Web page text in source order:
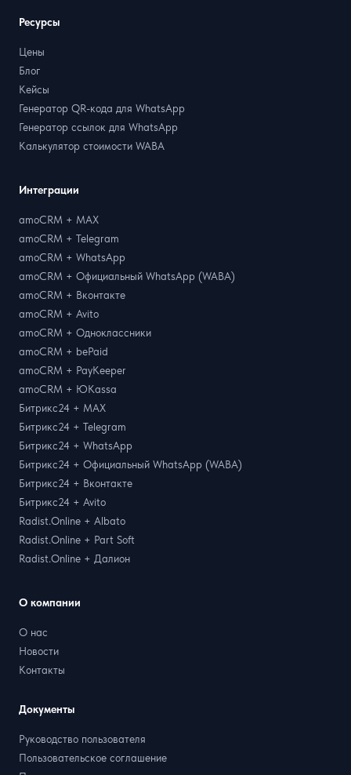
Интеграции
amoCRM + MAX
amoCRM + Telegram
amoCRM + WhatsApp
amoCRM + Официальный WhatsApp (WABA)
amoCRM + Вконтакте
amoCRM + Avito
amoCRM + Одноклассники
amoCRM + bePaid
amoCRM + PayKeeper
amoCRM + ЮKassa
Битрикс24 + MAX
Битрикс24 + Telegram
Битрикс24 + WhatsApp
Битрикс24 + Официальный WhatsApp (WABA)
Битрикс24 + Вконтакте
Битрикс24 + Avito
Radist.Online + Albato
Radist.Online + Part Soft
Radist.Online + Далион
Ресурсы
Цены
Блог
Кейсы
Генератор QR-кода для WhatsApp
Генератор ссылок для WhatsApp
Калькулятор стоимости WABA
О компании
О нас
Новости
Контакты
Документы
Руководство пользователя
Пользовательское соглашение